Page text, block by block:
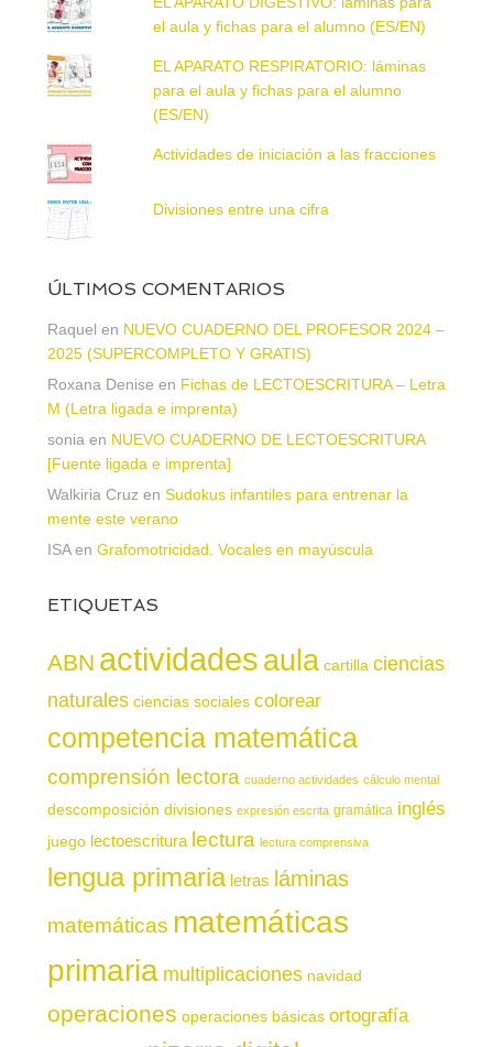
el aula y fichas para el alumno (ES/EN)
EL APARATO RESPIRATORIO: láminas
para el aula y fichas para el alumno
(ES/EN)
Actividades de iniciación a las fracciones
Divisiones entre una cifra
ÚLTIMOS COMENTARIOS
Raquel en NUEVO CUADERNO DEL PROFESOR 2024 –
2025 (SUPERCOMPLETO Y GRATIS)
Roxana Denise en Fichas de LECTOESCRITURA – Letra
M (Letra ligada e imprenta)
sonia en NUEVO CUADERNO DE LECTOESCRITURA
[Fuente ligada e imprenta]
Walkiria Cruz en Sudokus infantiles para entrenar la
mente este verano
ISAen Grafomotricidad. Vocales en mayúscula
ETIQUETAS
ABN actividadesaula cartilla ciencias
naturales ciencias sociales colorear
competencia matemática
comprensión lectora cuaderno actividades cálculo mental
descomposición divisiones expresión escrita gramática inglés
juego lectoescritura lectura lectura comprensiva
lengua primaria letras láminas
matemáticas matemáticas
primaria multiplicaciones navidad
operaciones operaciones básicas ortografía